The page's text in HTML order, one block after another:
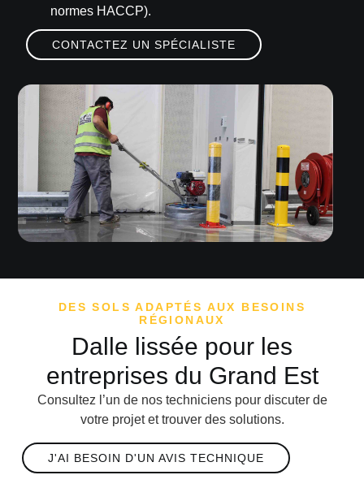
normes HACCP).
CONTACTEZ UN SPÉCIALISTE
DES SOLS ADAPTÉS AUX BESOINS
RÉGIONAUX
Dalle lissée pour les
entreprises du Grand Est
Consultez l’un de nos techniciens pour discuter de
votre projet et trouver des solutions.
J'AI BESOIN D'UN AVIS TECHNIQUE